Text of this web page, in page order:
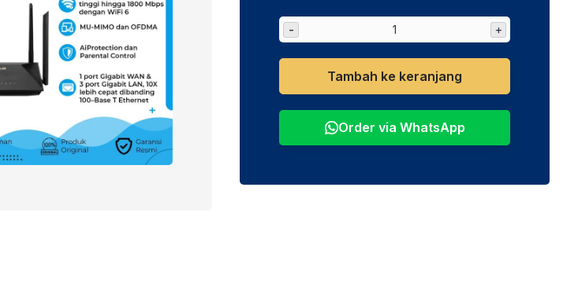
- +
Tambah ke keranjang
Order via WhatsApp